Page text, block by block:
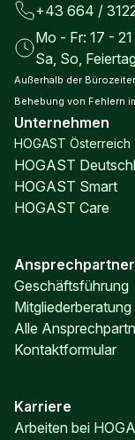
+43 664 /
Mo - Fr: 17 -
Sa, So,
Außerhalb der
Behebung von Fehlern
Unternehmen
HOGAST Österreich
HOGAST
HOGAST Smart
HOGAST Care
Ansprechpartner
Geschäftsführung
Mitgliederberatung
Alle
Kontaktformular
Karriere
Arbeiten bei